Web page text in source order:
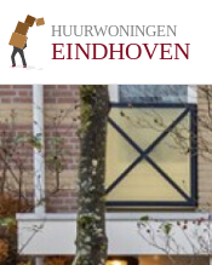
HUURWONINGEN
EINDHOVEN